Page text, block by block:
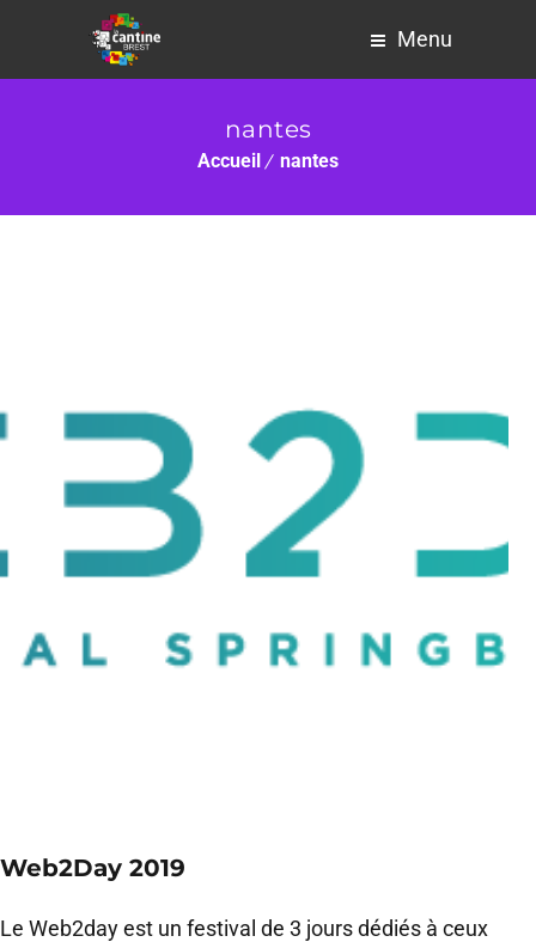
Menu
nantes
Accueil nantes
Web2Day 2019
Le Web2day est un festival de 3 jours dédiés à ceux